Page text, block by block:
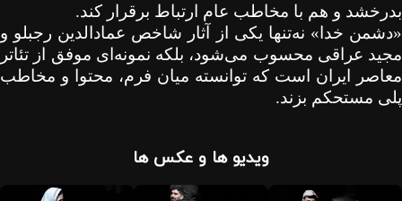
بدرخشد و هم با مخاطب عام ارتباط برقرار کند.
«دشمن خدا» نه‌تنها یکی از آثار شاخص عمادالدین رجبلو و
مجید عراقی محسوب می‌شود، بلکه نمونه‌ای موفق از تئاتر
معاصر ایران است که توانسته میان فرم، محتوا و مخاطب
پلی مستحکم بزند.
ویدیو ها و عکس ها